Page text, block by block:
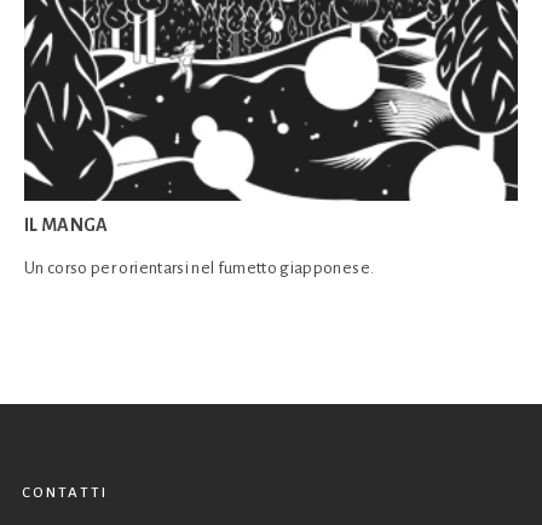
IL MANGA
Un corso per orientarsi nel fumetto giapponese.
CONTATTI